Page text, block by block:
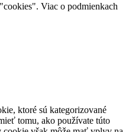
Viac o podmienkach
ktoré sú kategorizované
tomu, ako používate túto